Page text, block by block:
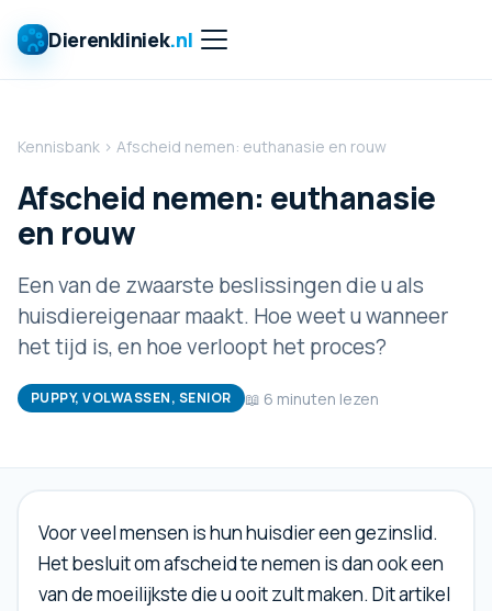
Dierenkliniek.nl
Kennisbank › Afscheid nemen: euthanasie en rouw
Afscheid nemen: euthanasie
en rouw
Een van de zwaarste beslissingen die u als
huisdiereigenaar maakt. Hoe weet u wanneer
het tijd is, en hoe verloopt het proces?
PUPPY, VOLWASSEN, SENIOR 📖 6 minuten lezen
Voor veel mensen is hun huisdier een gezinslid.
Het besluit om afscheid te nemen is dan ook een
van de moeilijkste die u ooit zult maken. Dit artikel